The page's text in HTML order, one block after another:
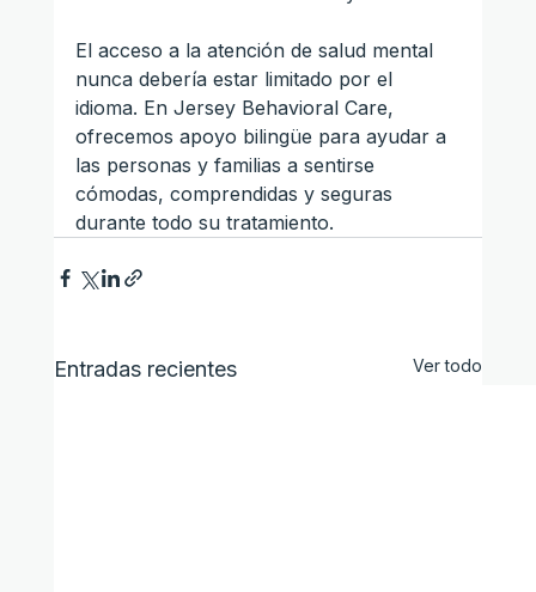
El acceso a la atención de salud mental
nunca debería estar limitado por el
idioma. En Jersey Behavioral Care,
ofrecemos apoyo bilingüe para ayudar a
las personas y familias a sentirse
cómodas, comprendidas y seguras
durante todo su tratamiento.
Entradas recientes Ver todo